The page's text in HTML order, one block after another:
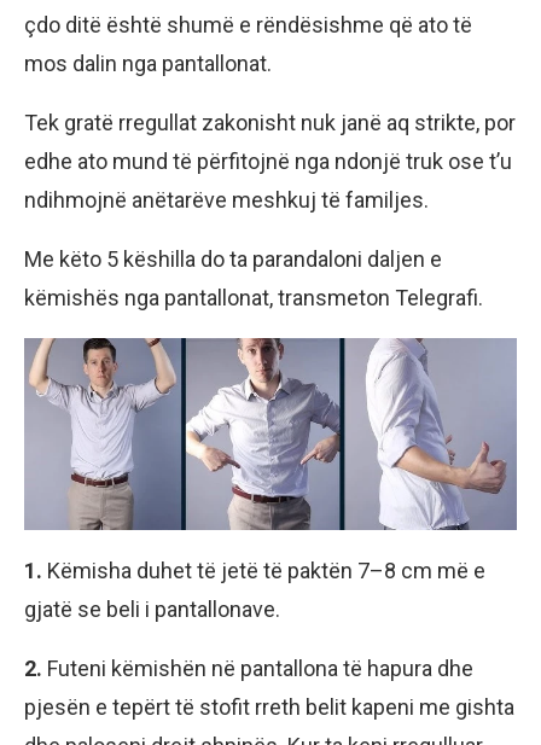
çdo ditë është shumë e rëndësishme që ato të
mos dalin nga pantallonat.
Tek gratë rregullat zakonisht nuk janë aq strikte, por
edhe ato mund të përfitojnë nga ndonjë truk ose t’u
ndihmojnë anëtarëve meshkuj të familjes.
Me këto 5 këshilla do ta parandaloni daljen e
këmishës nga pantallonat, transmeton Telegrafi.
1. Këmisha duhet të jetë të paktën 7–8 cm më e
gjatë se beli i pantallonave.
2. Futeni këmishën në pantallona të hapura dhe
pjesën e tepërt të stofit rreth belit kapeni me gishta